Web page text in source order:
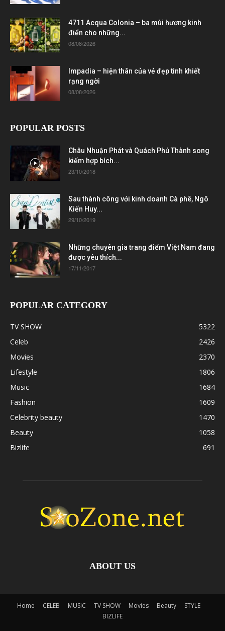
4711 Acqua Colonia – ba mùi hương kinh
điển cho những...
08/08/2026
Impadia – hiện thân của vẻ đẹp tinh khiết
rạng ngời
08/08/2026
POPULAR POSTS
Châu Nhuận Phát và Quách Phú Thành song
kiếm hợp bích...
23/10/2018
Sau thành công với kinh doanh Cà phê, Ngô
Kiến Huy...
29/10/2019
Những chuyên gia trang điểm Việt Nam đang
được yêu thích...
17/11/2017
POPULAR CATEGORY
TV SHOW
5322
Celeb
2426
Movies
2370
Lifestyle
1806
Music
1684
Fashion
1609
Celebrity beauty
1470
Beauty
1058
Bizlife
691
ABOUT US
Home CELEB MUSIC TV SHOW Movies Beauty
STYLE
BIZLIFE